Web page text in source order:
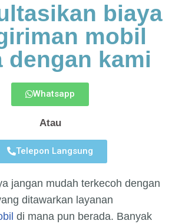
biaya
mobil
dengan kami
Whatsapp
Atau
Telepon Langsung
jangan mudah terkecoh dengan
ditawarkan layanan
di mana pun berada. Banyak